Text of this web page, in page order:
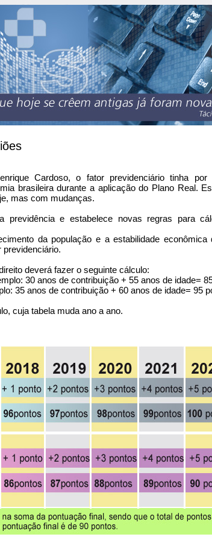
Cardoso, o fator previdenciário tinha por
brasileira durante a aplicação do Plano Real.
mas com mudanças.
e estabelece novas regras para
da população e a estabilidade econômica
deverá fazer o seguinte cálculo:
30 anos de contribuição + 55 anos de idade=
35 anos de contribuição + 60 anos de idade= 95
cuja tabela muda ano a ano.